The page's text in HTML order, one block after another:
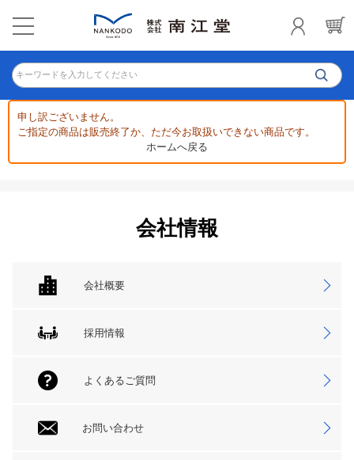
キーワードを入力してください
申し訳ございません。
ご指定の商品は販売終了か、ただ今お取扱いできない商品です。
ホームへ戻る
会社情報
会社概要
採用情報
よくあるご質問
お問い合わせ